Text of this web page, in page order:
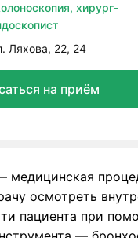
хирург-
Ляхова, 22, 24
на приём
медицинская
осмотреть
пациента при